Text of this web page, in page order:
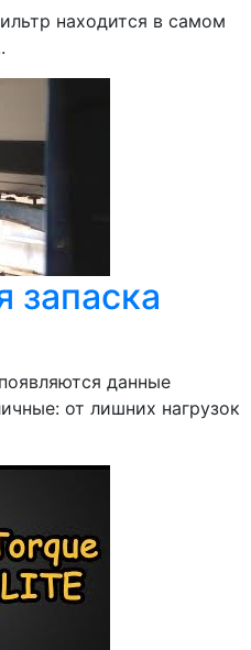
находится в самом
запаска
данные
от лишних нагрузок